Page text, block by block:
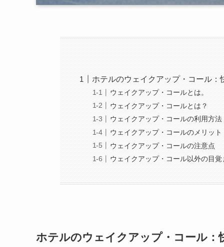
ホテルのウェイクアップ・コール
ウェイクアップ・コールとは。
ウェイクアップ・コールとは？
ウェイクアップ・コールの利用方法
ウェイクアップ・コールのメリット
ウェイクアップ・コールの注意点
ウェイクアップ・コール以外の目
ホテルのウェイクアップ・コール